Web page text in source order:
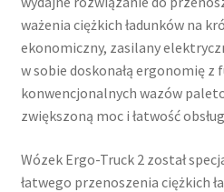
ważenia ciężkich ładunków na
ekonomiczny, zasilany
w sobie doskonałą ergonomię
konwencjonalnych wazów
zwiększoną moc i łatwość
Wózek Ergo-Truck 2 został
łatwego przenoszenia ciężkich